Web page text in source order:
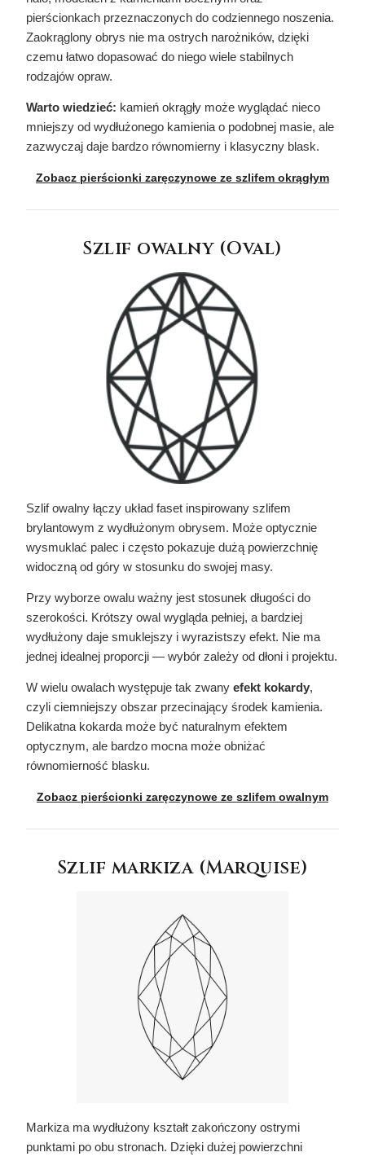
pierścionkach przeznaczonych do codziennego noszenia.
Zaokrąglony obrys nie ma ostrych narożników, dzięki
czemu łatwo dopasować do niego wiele stabilnych
rodzajów opraw.
Warto wiedzieć: kamień okrągły może wyglądać nieco
mniejszy od wydłużonego kamienia o podobnej masie, ale
zazwyczaj daje bardzo równomierny i klasyczny blask.
Zobacz pierścionki zaręczynowe ze szlifem okrągłym
Szlif owalny (Oval)
Szlif owalny łączy układ faset inspirowany szlifem
brylantowym z wydłużonym obrysem. Może optycznie
wysmuklać palec i często pokazuje dużą powierzchnię
widoczną od góry w stosunku do swojej masy.
Przy wyborze owalu ważny jest stosunek długości do
szerokości. Krótszy owal wygląda pełniej, a bardziej
wydłużony daje smuklejszy i wyrazistszy efekt. Nie ma
jednej idealnej proporcji — wybór zależy od dłoni i projektu.
W wielu owalach występuje tak zwany efekt kokardy,
czyli ciemniejszy obszar przecinający środek kamienia.
Delikatna kokarda może być naturalnym efektem
optycznym, ale bardzo mocna może obniżać
równomierność blasku.
Zobacz pierścionki zaręczynowe ze szlifem owalnym
Szlif markiza (Marquise)
Markiza ma wydłużony kształt zakończony ostrymi
punktami po obu stronach. Dzięki dużej powierzchni